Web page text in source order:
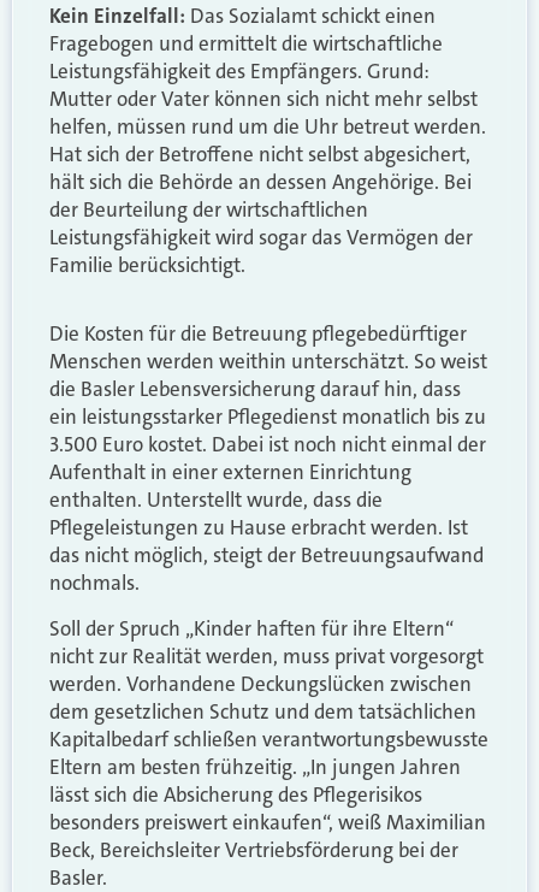
Kein Einzelfall: Das Sozialamt schickt einen
Fragebogen und ermittelt die wirtschaftliche
Leistungsfähigkeit des Empfängers. Grund:
Mutter oder Vater können sich nicht mehr selbst
helfen, müssen rund um die Uhr betreut werden.
Hat sich der Betroffene nicht selbst abgesichert,
hält sich die Behörde an dessen Angehörige. Bei
der Beurteilung der wirtschaftlichen
Leistungsfähigkeit wird sogar das Vermögen der
Familie berücksichtigt.
Die Kosten für die Betreuung pflegebedürftiger
Menschen werden weithin unterschätzt. So weist
die Basler Lebensversicherung darauf hin, dass
ein leistungsstarker Pflegedienst monatlich bis zu
3.500 Euro kostet. Dabei ist noch nicht einmal der
Aufenthalt in einer externen Einrichtung
enthalten. Unterstellt wurde, dass die
Pflegeleistungen zu Hause erbracht werden. Ist
das nicht möglich, steigt der Betreuungsaufwand
nochmals.
Soll der Spruch „Kinder haften für ihre Eltern“
nicht zur Realität werden, muss privat vorgesorgt
werden. Vorhandene Deckungslücken zwischen
dem gesetzlichen Schutz und dem tatsächlichen
Kapitalbedarf schließen verantwortungsbewusste
Eltern am besten frühzeitig. „In jungen Jahren
lässt sich die Absicherung des Pflegerisikos
besonders preiswert einkaufen“, weiß Maximilian
Beck, Bereichsleiter Vertriebsförderung bei der
Basler.